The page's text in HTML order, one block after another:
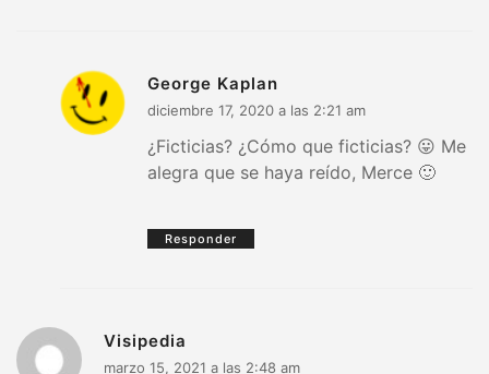
George Kaplan
diciembre 17, 2020 a las 2:21 am
¿Ficticias? ¿Cómo que ficticias? 😛 Me
alegra que se haya reído, Merce 🙂
Responder
Visipedia
marzo 15, 2021 a las 2:48 am